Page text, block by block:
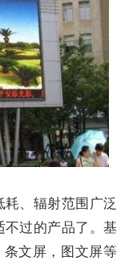
、辐射范围广泛
过的产品了。基
文屏，图文屏等